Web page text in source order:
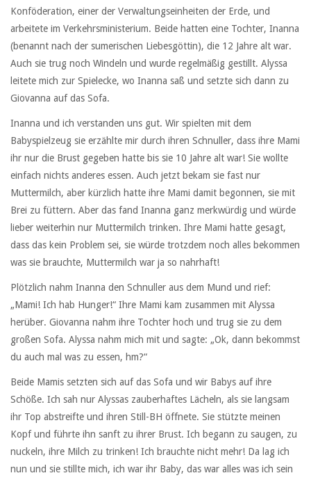
Konföderation, einer der Verwaltungseinheiten der Erde, und
arbeitete im Verkehrsministerium. Beide hatten eine Tochter, Inanna
(benannt nach der sumerischen Liebesgöttin), die 12 Jahre alt war.
Auch sie trug noch Windeln und wurde regelmäßig gestillt. Alyssa
leitete mich zur Spielecke, wo Inanna saß und setzte sich dann zu
Giovanna auf das Sofa.
Inanna und ich verstanden uns gut. Wir spielten mit dem
Babyspielzeug sie erzählte mir durch ihren Schnuller, dass ihre Mami
ihr nur die Brust gegeben hatte bis sie 10 Jahre alt war! Sie wollte
einfach nichts anderes essen. Auch jetzt bekam sie fast nur
Muttermilch, aber kürzlich hatte ihre Mami damit begonnen, sie mit
Brei zu füttern. Aber das fand Inanna ganz merkwürdig und würde
lieber weiterhin nur Muttermilch trinken. Ihre Mami hatte gesagt,
dass das kein Problem sei, sie würde trotzdem noch alles bekommen
was sie brauchte, Muttermilch war ja so nahrhaft!
Plötzlich nahm Inanna den Schnuller aus dem Mund und rief:
„Mami! Ich hab Hunger!“ Ihre Mami kam zusammen mit Alyssa
herüber. Giovanna nahm ihre Tochter hoch und trug sie zu dem
großen Sofa. Alyssa nahm mich mit und sagte: „Ok, dann bekommst
du auch mal was zu essen, hm?“
Beide Mamis setzten sich auf das Sofa und wir Babys auf ihre
Schöße. Ich sah nur Alyssas zauberhaftes Lächeln, als sie langsam
ihr Top abstreifte und ihren Still-BH öffnete. Sie stützte meinen
Kopf und führte ihn sanft zu ihrer Brust. Ich begann zu saugen, zu
nuckeln, ihre Milch zu trinken! Ich brauchte nicht mehr! Da lag ich
nun und sie stillte mich, ich war ihr Baby, das war alles was ich sein